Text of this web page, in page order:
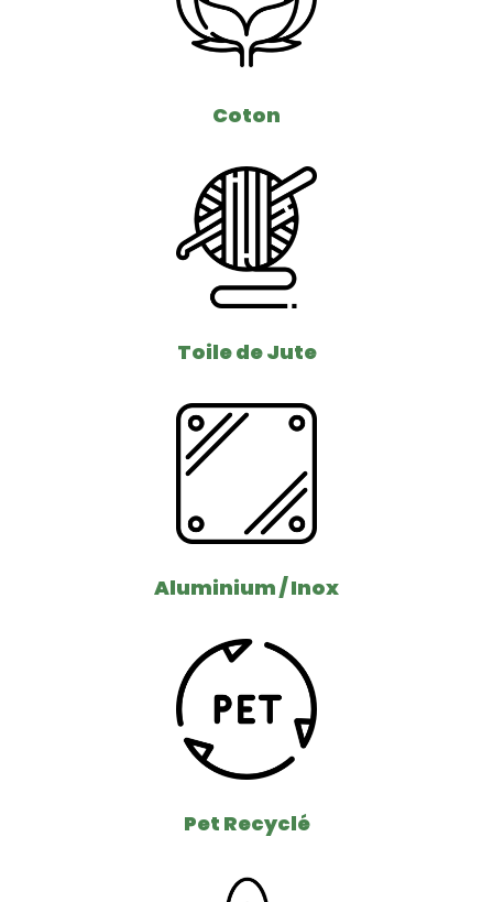
Coton
Toile de Jute
Aluminium / Inox
Pet Recyclé